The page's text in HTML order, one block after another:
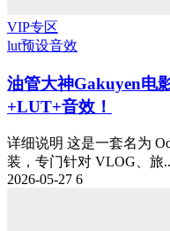
VIP专区
lut预设音效
油管大神Gakuyen电
+LUT+音效！
详细说明 这是一套名为
装，专门针对 VLOG、旅
2026-05-27 6